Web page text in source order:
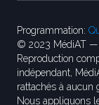
Programmation:
© 2023 MédiAT —
Reproduction
indépendant,
rattachés à aucun
Nous appliquons